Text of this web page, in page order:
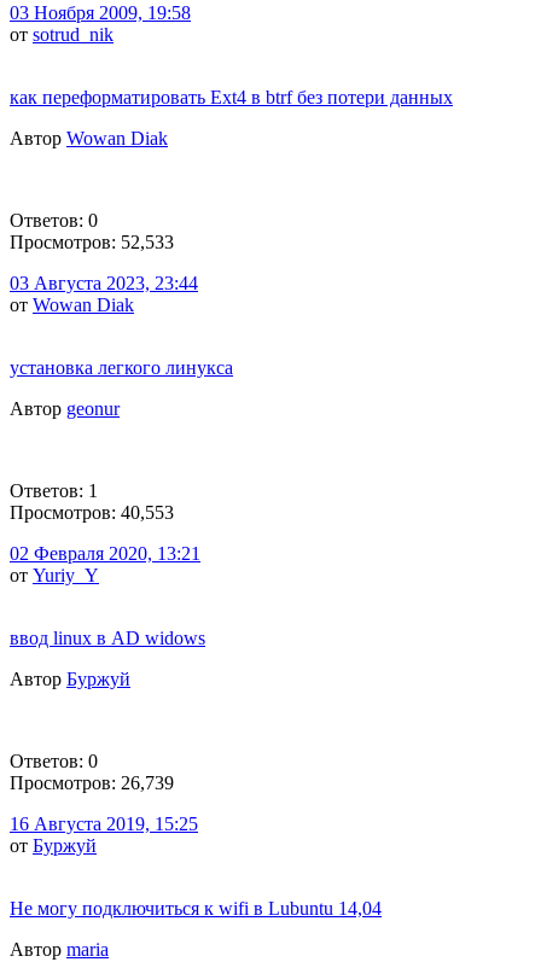
03 Ноября 2009, 19:58
от sotrud_nik
как переформатировать Ext4 в btrf без потери данных
Автор Wowan Diak
Ответов: 0
Просмотров: 52,533
03 Августа 2023, 23:44
от Wowan Diak
установка легкого линукса
Автор geonur
Ответов: 1
Просмотров: 40,553
02 Февраля 2020, 13:21
от Yuriy_Y
ввод linux в AD widows
Автор Буржуй
Ответов: 0
Просмотров: 26,739
16 Августа 2019, 15:25
от Буржуй
Не могу подключиться к wifi в Lubuntu 14,04
Автор maria